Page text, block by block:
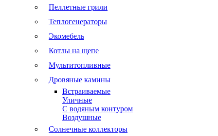
Пеллетные грили
Теплогенераторы
Экомебель
Котлы на щепе
Мультитопливные
Дровяные камины
Встраиваемые
Уличные
С водяным контуром
Воздушные
Солнечные коллекторы